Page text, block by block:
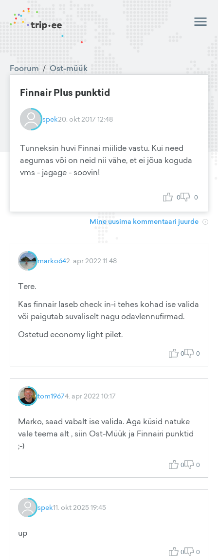
Foorum / Ost-müük
Finnair Plus punktid
spek20. okt 2017 12:48
Tunneksin huvi Finnai miilide vastu. Kui need
aegumas või on neid nii vähe, et ei jõua koguda
vms - jagage - soovin!
0 0
Mine uusima kommentaari juurde
marko642. apr 2022 11:48
Tere.
Kas finnair laseb check in-i tehes kohad ise valida
või paigutab suvaliselt nagu odavlennufirmad.
Ostetud economy light pilet.
0 0
tom19674. apr 2022 10:17
Marko, saad vabalt ise valida. Aga küsid natuke
vale teema alt , siin Ost-Müük ja Finnairi punktid
;-)
0 0
spek11. okt 2025 19:45
up
0 0